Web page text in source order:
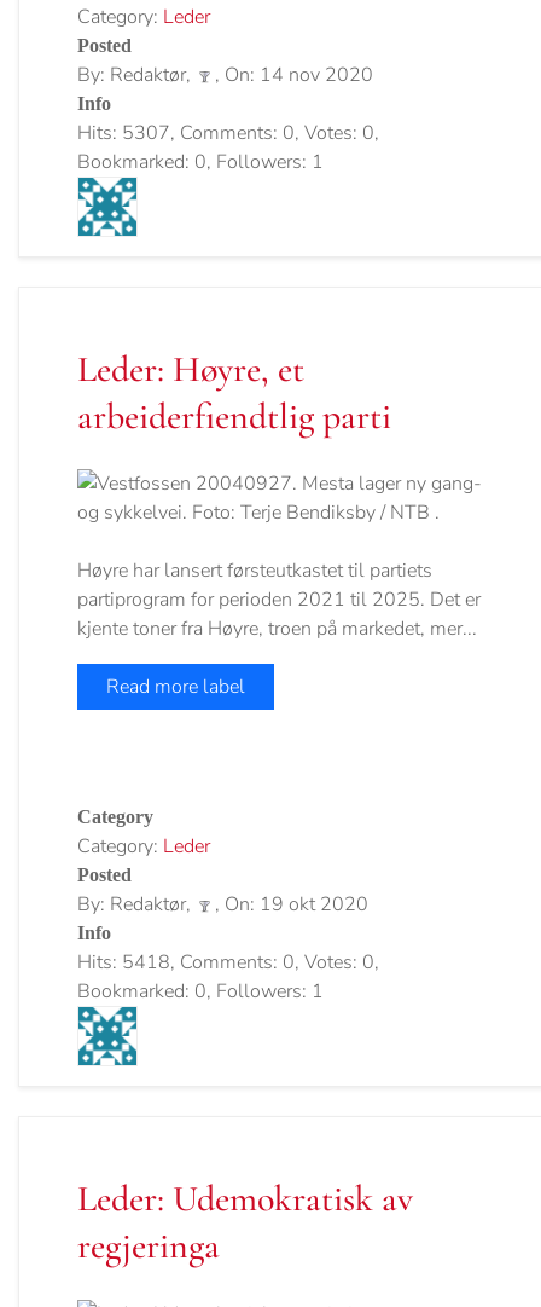
Category: Leder
Posted
By: Redaktør, , On: 14 nov 2020
Info
Hits: 5307, Comments: 0, Votes: 0,
Bookmarked: 0, Followers: 1
Leder: Høyre, et
arbeiderfiendtlig parti
Høyre har lansert førsteutkastet til partiets
partiprogram for perioden 2021 til 2025. Det er
kjente toner fra Høyre, troen på markedet, mer...
Read more label
Category
Category: Leder
Posted
By: Redaktør, , On: 19 okt 2020
Info
Hits: 5418, Comments: 0, Votes: 0,
Bookmarked: 0, Followers: 1
Leder: Udemokratisk av
regjeringa